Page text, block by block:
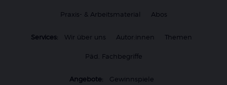
Praxis- & Arbeitsmaterial Abos
Services: Wir über uns Autor:innen Themen
Päd. Fachbegriffe
Angebote: Gewinnspiele